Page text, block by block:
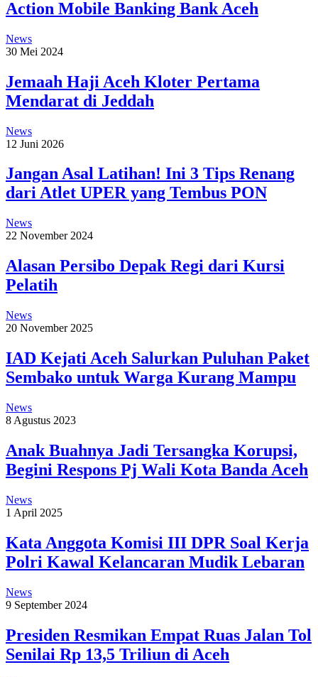
Action Mobile Banking Bank Aceh
News
30 Mei 2024
Jemaah Haji Aceh Kloter Pertama
Mendarat di Jeddah
News
12 Juni 2026
Jangan Asal Latihan! Ini 3 Tips Renang
dari Atlet UPER yang Tembus PON
News
22 November 2024
Alasan Persibo Depak Regi dari Kursi
Pelatih
News
20 November 2025
IAD Kejati Aceh Salurkan Puluhan Paket
Sembako untuk Warga Kurang Mampu
News
8 Agustus 2023
Anak Buahnya Jadi Tersangka Korupsi,
Begini Respons Pj Wali Kota Banda Aceh
News
1 April 2025
Kata Anggota Komisi III DPR Soal Kerja
Polri Kawal Kelancaran Mudik Lebaran
News
9 September 2024
Presiden Resmikan Empat Ruas Jalan Tol
Senilai Rp 13,5 Triliun di Aceh